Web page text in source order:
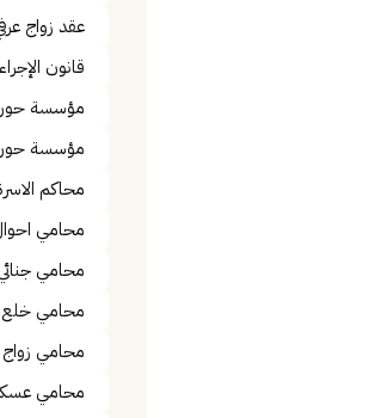
عقد زواج
قانون
مؤسسة
مؤسسة حورس
محاكم
محامي
محامي
محامي خلع
محامي زواج
محامي